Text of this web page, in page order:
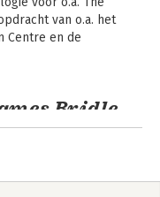
van o.a. het
Centre en de
Bridle